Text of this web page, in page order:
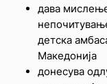
дава
детска
Македонија
донесува